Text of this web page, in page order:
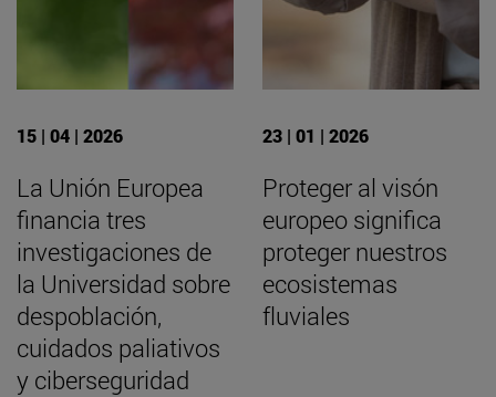
15 | 04 | 2026
La Unión Europea
financia tres
investigaciones de
la Universidad sobre
despoblación,
cuidados paliativos
y ciberseguridad
23 | 01 | 2026
Proteger al visón
europeo significa
proteger nuestros
ecosistemas
fluviales